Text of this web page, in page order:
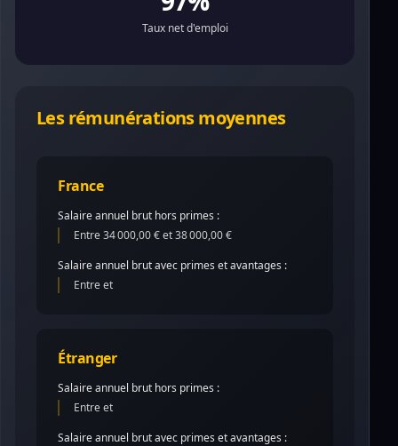
Taux net d'emploi
Les rémunérations moyennes
France
Salaire annuel brut hors primes :
Entre 34 000,00 € et 38 000,00 €
Salaire annuel brut avec primes et avantages :
Entre et
Étranger
Salaire annuel brut hors primes :
Entre et
Salaire annuel brut avec primes et avantages :